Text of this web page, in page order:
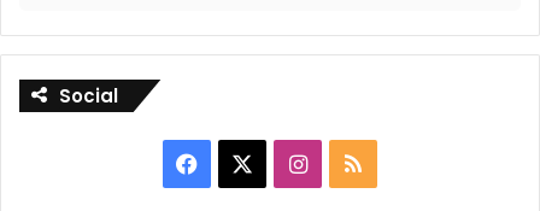
Social
Facebook Instagram
RSS